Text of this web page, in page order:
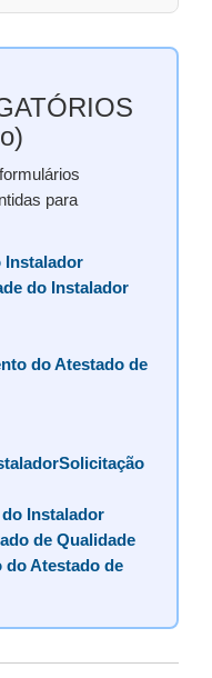
para
Instalador
do Instalador
do Atestado de
Instalador
de Qualidade
do Atestado de